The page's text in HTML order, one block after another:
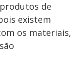
de
existem
os materiais,